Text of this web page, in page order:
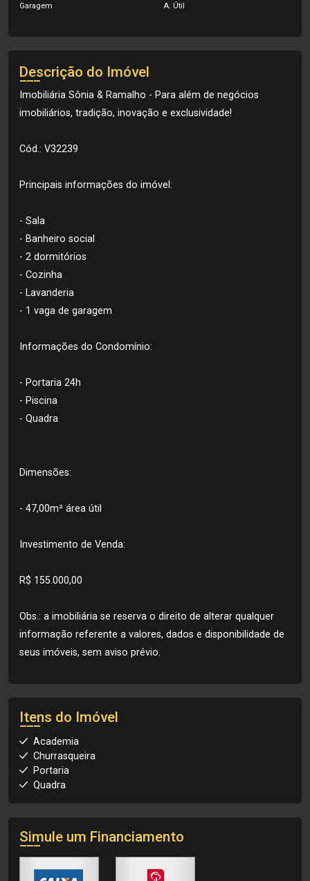
Garagem A. Útil
Descrição do Imóvel
Imobiliária Sônia & Ramalho - Para além de negócios
imobiliários, tradição, inovação e exclusividade!
Cód.: V32239
Principais informações do imóvel:
- Sala
- Banheiro social
- 2 dormitórios
- Cozinha
- Lavanderia
- 1 vaga de garagem
Informações do Condomínio:
- Portaria 24h
- Piscina
- Quadra
Dimensões:
- 47,00m² área útil
Investimento de Venda:
R$ 155.000,00
Obs.: a imobiliária se reserva o direito de alterar qualquer
informação referente a valores, dados e disponibilidade de
seus imóveis, sem aviso prévio.
Itens do Imóvel
Academia
Churrasqueira
Portaria
Quadra
Simule um Financiamento